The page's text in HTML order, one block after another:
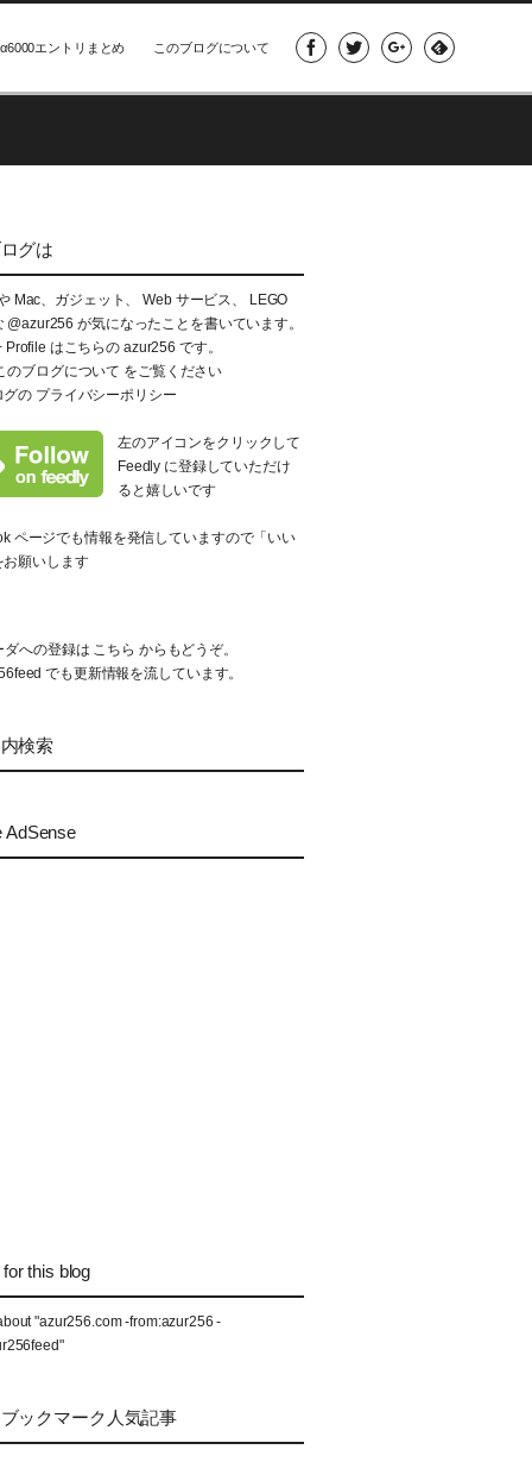
α6000エントリまとめ このブログについて
グは
Mac、ガジェット、 Web サービス、 LEGO
@azur256 が気になったことを書いています。
Profile はこちらの azur256 です。
のブログについて をご覧ください
グの プライバシーポリシー
左のアイコンをクリックして
Feedly に登録していただけ
ると嬉しいです
ページでも情報を発信していますので「いい
お願いします
ダへの登録は こちら からもどうぞ。
でも更新情報を流しています。
検索
AdSense
this blog
"azur256.com -from:azur256 -
ックマーク人気記事